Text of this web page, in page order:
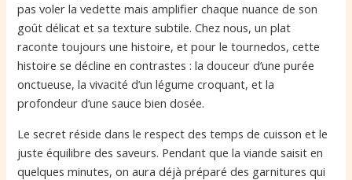
pas voler la vedette mais amplifier chaque nuance de son
goût délicat et sa texture subtile. Chez nous, un plat
raconte toujours une histoire, et pour le tournedos, cette
histoire se décline en contrastes : la douceur d’une purée
onctueuse, la vivacité d’un légume croquant, et la
profondeur d’une sauce bien dosée.
Le secret réside dans le respect des temps de cuisson et le
juste équilibre des saveurs. Pendant que la viande saisit en
quelques minutes, on aura déjà préparé des garnitures qui